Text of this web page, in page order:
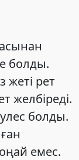
болды.
рет
желбіреді.
болды.
емес.